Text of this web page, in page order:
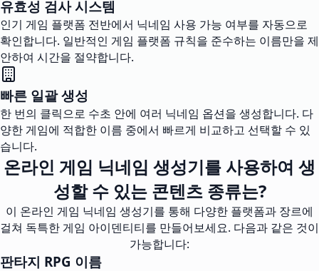
유효성 검사 시스템
인기 게임 플랫폼 전반에서 닉네임 사용 가능 여부를 자동으로
확인합니다. 일반적인 게임 플랫폼 규칙을 준수하는 이름만을 제
안하여 시간을 절약합니다.
빠른 일괄 생성
한 번의 클릭으로 수초 안에 여러 닉네임 옵션을 생성합니다. 다
양한 게임에 적합한 이름 중에서 빠르게 비교하고 선택할 수 있
습니다.
온라인 게임 닉네임 생성기를 사용하여 생
성할 수 있는 콘텐츠 종류는?
이 온라인 게임 닉네임 생성기를 통해 다양한 플랫폼과 장르에
걸쳐 독특한 게임 아이덴티티를 만들어보세요. 다음과 같은 것이
가능합니다:
판타지 RPG 이름